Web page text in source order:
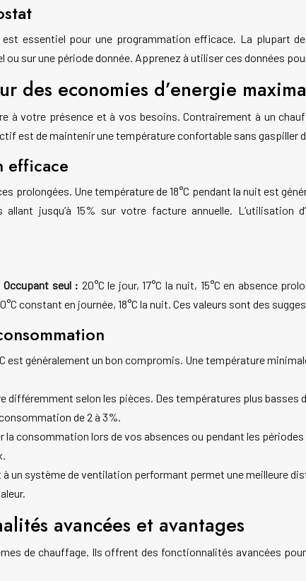
essentiel pour une programmation efficace. La plupart
ou sur une période donnée. Apprenez à utiliser ces données
des economies d’energie
à votre présence et à vos besoins. Contrairement à un
est de maintenir une température confortable sans gaspiller
efficace
prolongées. Une température de 18°C pendant la nuit est
jusqu’à 15% sur votre facture annuelle. L’utilisation
Occupant seul : 20°C le jour, 17°C la nuit, 15°C en absence
constant en journée, 18°C la nuit. Ces valeurs sont des
est généralement un bon compromis. Une température
différemment selon les pièces. Des températures plus
de 2 à 3%.
consommation lors de vos absences ou pendant les
un système de ventilation performant permet une meilleure
avancées et avantages
de chauffage. Ils offrent des fonctionnalités avancées